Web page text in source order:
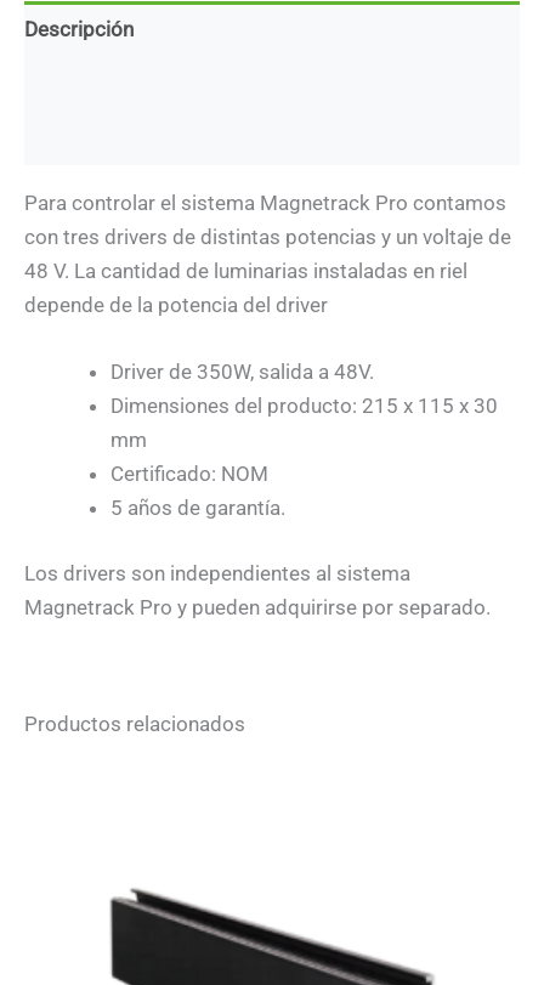
Descripción
Para controlar el sistema Magnetrack Pro contamos
con tres drivers de distintas potencias y un voltaje de
48 V. La cantidad de luminarias instaladas en riel
depende de la potencia del driver
Driver de 350W, salida a 48V.
Dimensiones del producto: 215 x 115 x 30
mm
Certificado: NOM
5 años de garantía.
Los drivers son independientes al sistema
Magnetrack Pro y pueden adquirirse por separado.
Productos relacionados